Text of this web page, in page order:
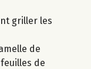
griller les
de
de